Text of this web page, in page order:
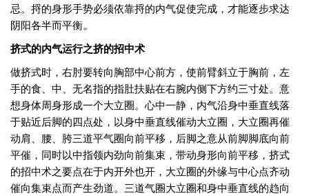
忌。捋的身形手势必须依靠捋的内气促使完成，才能逐步求达
阴阳各半而平衡。
挤式的内气运行之挤的招中术
做挤式时，右肘要转向胸部中心前方，使前臂斜立于胸前，左
手的食、中、无名指的指肚扶贴在右腕内侧下方约三寸处。意
想身体周身形成一个大立圈。心中一静，内气沿身中垂直线落
于贴近后脚的四点处，以身中垂直线催动大立圈，大立圈再催
动肩、腰、胯三道平气圈向前平移，后脚之意从前脚脚底向前
平催，同时以中指领内劲向前集束，带动身形向前平移，挤式
的招中术之要点在于内开外也开，大立圈的外缘与中心点齐动
催向集束点而产生劲道。三道气圈大立圈和身中垂直线的趋向